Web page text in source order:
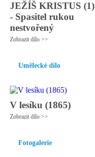
JEŽÍŠ KRISTUS (1)
- Spasitel rukou
nestvořený
Zobrazit dílo >>
Umělecké dílo
V lesíku (1865)
Zobrazit dílo >>
Fotogalerie